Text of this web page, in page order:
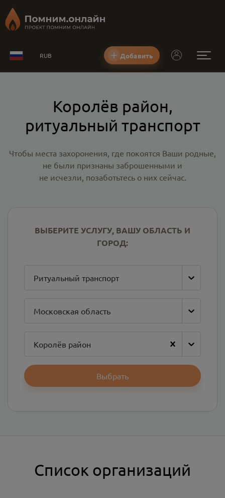
RUB Добавить
Королёв район,
ритуальный транспорт
Чтобы места захоронения, где покоятся Ваши родные,
не были признаны заброшенными и
не исчезли, позаботьтесь о них сейчас.
ВЫБЕРИТЕ УСЛУГУ, ВАШУ ОБЛАСТЬ И
ГОРОД:
Ритуальный транспорт
Московская область
Королёв район
Выбрать
Список организаций